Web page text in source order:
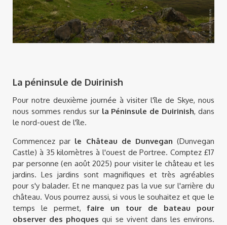
La péninsule de Duirinish
Pour notre deuxième journée à visiter l'île de Skye, nous
nous sommes rendus sur la Péninsule de Duirinish, dans
le nord-ouest de l'île.
Commencez par le Château de Dunvegan (Dunvegan
Castle) à 35 kilomètres à l'ouest de Portree. Comptez £17
par personne (en août 2025) pour visiter le château et les
jardins. Les jardins sont magnifiques et très agréables
pour s'y balader. Et ne manquez pas la vue sur l'arrière du
château. Vous pourrez aussi, si vous le souhaitez et que le
temps le permet,faire un tour de bateau pour
observer des phoques qui se vivent dans les environs.